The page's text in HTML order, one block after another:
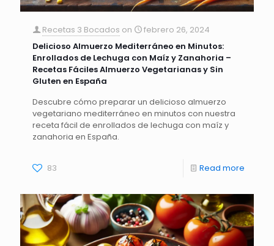
Recetas 3 Bocados on
febrero 26, 2024
Delicioso Almuerzo Mediterráneo en Minutos:
Enrollados de Lechuga con Maíz y Zanahoria –
Recetas Fáciles Almuerzo Vegetarianas y Sin
Gluten en España
Descubre cómo preparar un delicioso almuerzo
vegetariano mediterráneo en minutos con nuestra
receta fácil de enrollados de lechuga con maíz y
zanahoria en España.
83 Read more